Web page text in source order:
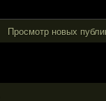
Просмотр новых